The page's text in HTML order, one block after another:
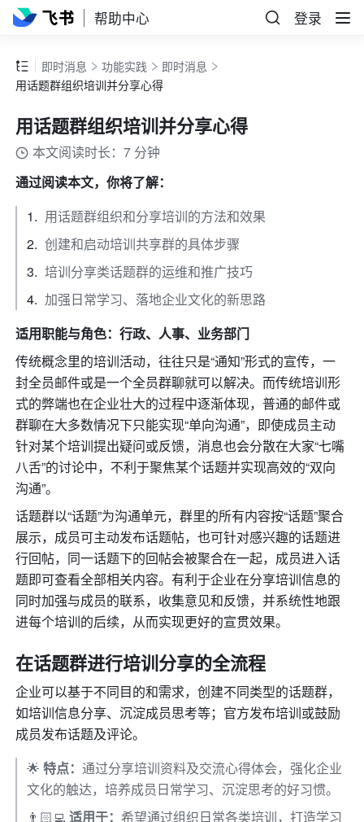
帮助中心 登录
即时消息 功能实践
即时消息
用话题群组织培训并分享心得
用话题群组织培训并分享心得
本文阅读时长：7 分钟
通过阅读本文，你将了解：
用话题群组织和分享培训的方法和效果
创建和启动培训共享群的具体步骤
培训分享类话题群的运维和推广技巧
加强日常学习、落地企业文化的新思路
适用职能与角色：行政、人事、业务部门
传统概念里的培训活动，往往只是“通知”形式的宣传，一
封全员邮件或是一个全员群聊就可以解决。而传统培训形
式的弊端也在企业壮大的过程中逐渐体现，普通的邮件或
群聊在大多数情况下只能实现“单向沟通”，即使成员主动
针对某个培训提出疑问或反馈，消息也会分散在大家“七嘴
八舌”的讨论中，不利于聚焦某个话题并实现高效的“双向
沟通”。
话题群以“话题”为沟通单元，群里的所有内容按“话题”聚合
展示，成员可主动发布话题帖，也可针对感兴趣的话题进
行回帖，同一话题下的回帖会被聚合在一起，成员进入话
题即可查看全部相关内容。有利于企业在分享培训信息的
同时加强与成员的联系，收集意见和反馈，并系统性地跟
进每个培训的后续，从而实现更好的宣贯效果。
在话题群进行培训分享的全流程
企业可以基于不同目的和需求，创建不同类型的话题群，
如培训信息分享、沉淀成员思考等；官方发布培训或鼓励
成员发布话题及评论。
🌟 特点：通过分享培训资料及交流心得体会，强化企业
文化的触达，培养成员日常学习、沉淀思考的好习惯。
👨🏻‍💻 适用于：希望通过组织日常各类培训，打造学习